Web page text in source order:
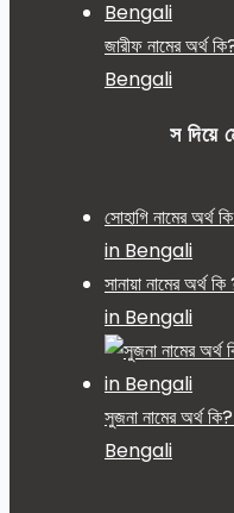
জারীফ নামের
Bengali
স দিয়ে
সোহাগি নামের
in Bengali
সানায়া নামের
in Bengali
সুজনা নামের
Bengali